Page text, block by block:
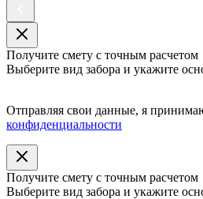
Получите смету с точным расчетом
Выберите вид забора и укажите
Отправляя свои данные, я
конфиденциальности
Получите смету с точным расчетом
Выберите вид забора и укажите